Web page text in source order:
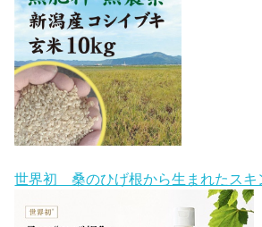
世界初 桑のひげ根から生まれたスキ